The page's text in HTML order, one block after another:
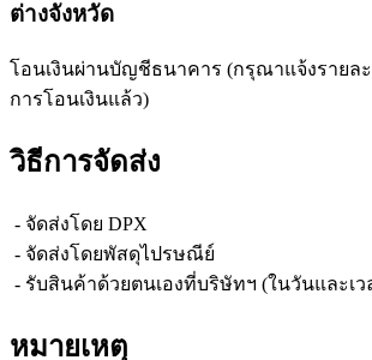
ต่างจังหวัด
โอนเงินผ่านบัญชีธนาคาร (กรุณาแจ้งรายล
การโอนเงินแล้ว)
วิธีการจัดส่ง
- จัดส่งโดย DPX
- จัดส่งโดยพัสดุไปรษณีย์
- รับสินค้าด้วยตนเองที่บริษัทฯ (ในวันและเว
หมายเหตุ